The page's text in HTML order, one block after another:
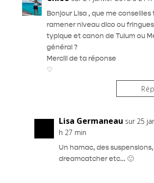
Bonjour Lisa , que me conseilles
ramener niveau dico ou
typique et canon de Tulum ou
général ?
Merciii de ta réponse
♡
Lisa Germaneau sur 25
h 27 min
Un hamac, des
dreamcatcher etc… 🙂